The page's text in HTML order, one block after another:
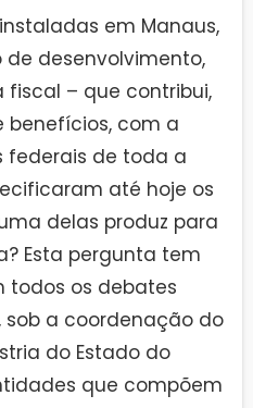
em Manaus,
desenvolvimento,
– que contribui,
benefícios, com a
federais de toda a
até hoje os
delas produz para
Esta pergunta tem
todos os debates
sob a coordenação do
do Estado do
que compõem